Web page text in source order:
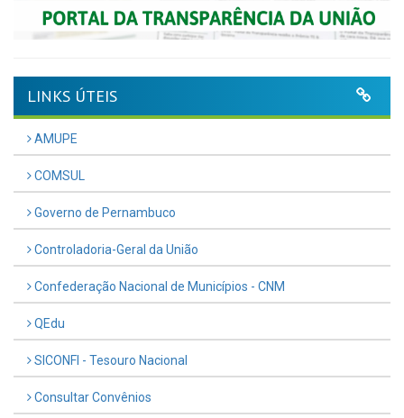
LINKS ÚTEIS
AMUPE
COMSUL
Governo de Pernambuco
Controladoria-Geral da União
Confederação Nacional de Municípios - CNM
QEdu
SICONFI - Tesouro Nacional
Consultar Convênios